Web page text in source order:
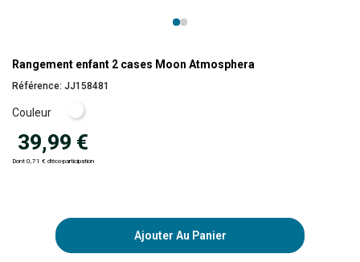
Rangement enfant 2 cases Moon Atmosphera
Référence: JJ158481
Couleur
Blanc
39,99 €
Dont 0,71 € d'éco-participation
Ajouter Au Panier